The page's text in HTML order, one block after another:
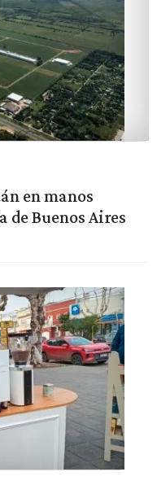
en manos
Buenos Aires